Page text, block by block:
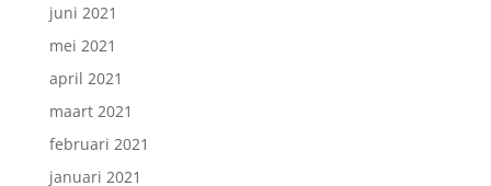
juni 2021
mei 2021
april 2021
maart 2021
februari 2021
januari 2021